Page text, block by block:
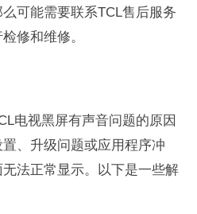
可能需要联系TCL售后服务
修和维修。
电视黑屏有声音问题的原因
、升级问题或应用程序冲
法正常显示。以下是一些解